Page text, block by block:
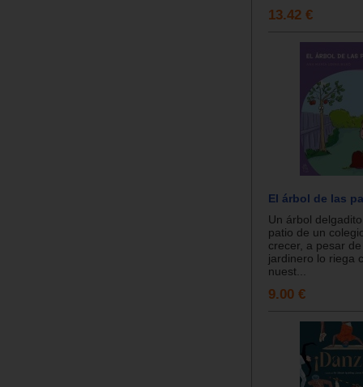
13.42 €
El árbol de las
Un árbol
patio de un
crecer, a pesar
jardinero lo riega
nuest...
9.00 €